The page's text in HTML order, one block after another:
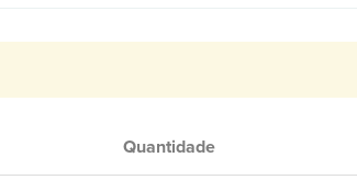
Quantidade